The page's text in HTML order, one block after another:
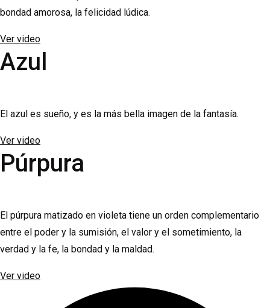
bondad amorosa, la felicidad lúdica.
Ver video
Azul
El azul es sueño, y es la más bella imagen de la fantasía.
Ver video
Púrpura
El púrpura matizado en violeta tiene un orden complementario
entre el poder y la sumisión, el valor y el sometimiento, la
verdad y la fe, la bondad y la maldad.
Ver video